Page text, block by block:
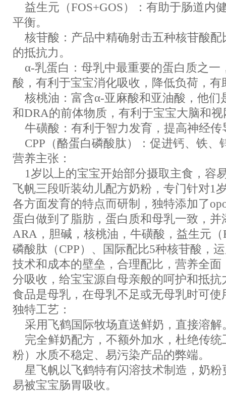
益生元（FOS+GOS）：有助于肠道内
平衡。
核苷酸：产品中精确射击五种核苷酸配
的抵抗力。
α-乳蛋白：母乳中最重要的蛋白质之一
酸，有利于宝宝消化吸收，降低负荷，有
核桃油：富含α-亚麻酸和亚油酸，他们
和DRA的前体物质，有利于宝宝大脑和
牛磺酸：有利于智力发育，提高神经传
CPP（酪蛋白磷酸肽）：促进钙、铁、
营养主张：
1岁以上的宝宝开始部分摄取主食，容
飞帆三段听装幼儿配方奶粉，专门针对1
各方面发育的特点而研制，独特添加了
蛋白做到了脂肪，蛋白质和母乳一致，
ARA，胆碱，核桃油，牛磺酸，益生元（
磷酸肽（CPP）、国际配比5种核苷酸，
技术和成本的壁垒，合理配比，营养全
分吸收，给宝宝源自母亲般的呵护和抵
食品是母乳，在母乳不足或无母乳时可使
独特工艺：
采用飞鹤国际牧场直送鲜奶，直接溶解
完全鲜奶配方，不额外加水，杜绝传统
粉）水质不稳定、易污染产品的弊端。
星飞帆以飞鹤特有闪溶技术制造，奶粉
易被宝宝肠胃吸收。